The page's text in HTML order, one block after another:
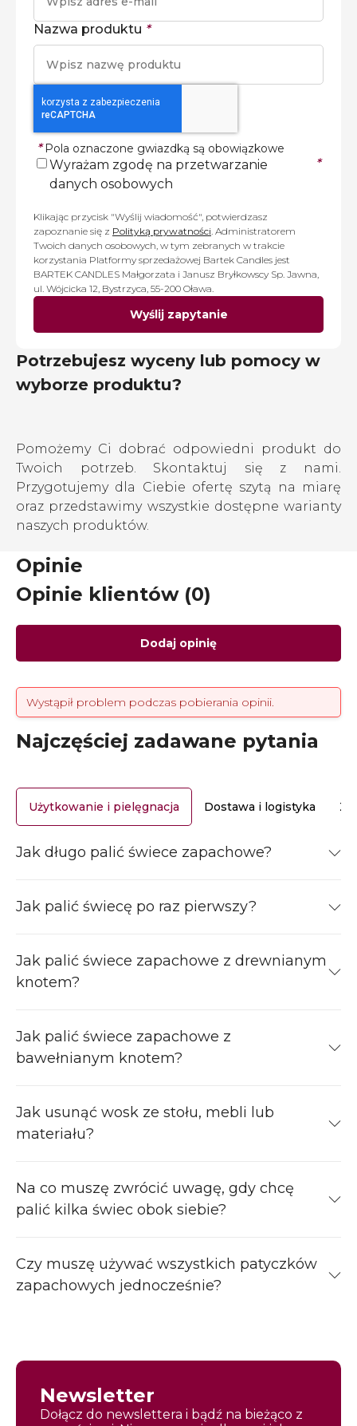
Nazwa produktu *
* Pola oznaczone gwiazdką są obowiązkowe
Wyrażam zgodę na przetwarzanie
danych osobowych
*
Klikając przycisk "Wyślij wiadomość", potwierdzasz
zapoznanie się z Polityką prywatności. Administratorem
Twoich danych osobowych, w tym zebranych w trakcie
korzystania Platformy sprzedażowej Bartek Candles jest
BARTEK CANDLES Małgorzata i Janusz Bryłkowscy Sp. Jawna,
ul. Wójcicka 12, Bystrzyca, 55-200 Oława.
Wyślij zapytanie
Potrzebujesz wyceny lub pomocy w
wyborze produktu?
Pomożemy Ci dobrać odpowiedni produkt do
Twoich potrzeb. Skontaktuj się z nami.
Przygotujemy dla Ciebie ofertę szytą na miarę
oraz przedstawimy wszystkie dostępne warianty
naszych produktów.
Opinie
Opinie klientów (0)
Dodaj opinię
Wystąpił problem podczas pobierania opinii.
Najczęściej zadawane pytania
Użytkowanie i pielęgnacja Dostawa i logistyka
Jak długo palić świece zapachowe?
Jak palić świecę po raz pierwszy?
Jak palić świece zapachowe z drewnianym
knotem?
Jak palić świece zapachowe z
bawełnianym knotem?
Jak usunąć wosk ze stołu, mebli lub
materiału?
Na co muszę zwrócić uwagę, gdy chcę
palić kilka świec obok siebie?
Czy muszę używać wszystkich patyczków
zapachowych jednocześnie?
Newsletter
Dołącz do newslettera i bądź na bieżąco z